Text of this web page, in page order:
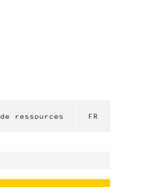
ressources FR